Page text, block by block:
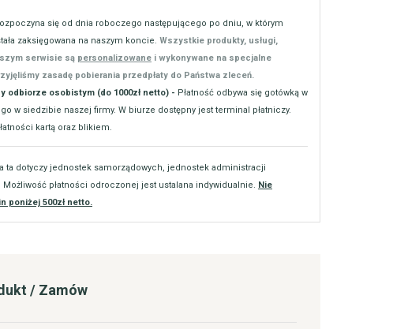
się od dnia roboczego następującego po dniu, w którym
zaksięgowana na naszym koncie. Wszystkie produkty, usługi,
serwisie są personalizowane i wykonywane na specjalne
zasadę pobierania przedpłaty do Państwa zleceń.
odbiorze osobistym (do 1000zł netto) - Płatność odbywa się gotówką w
w siedzibie naszej firmy. W biurze dostępny jest terminal płatniczy.
kartą oraz blikiem.
ta dotyczy jednostek samorządowych, jednostek administracji
płatności odroczonej jest ustalana indywidualnie. Nie
poniżej 500zł netto.
/ Zamów